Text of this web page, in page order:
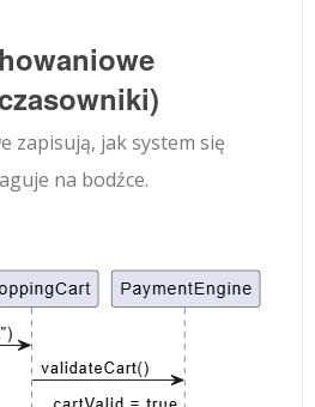
zapisują, jak system się
na bodźce.